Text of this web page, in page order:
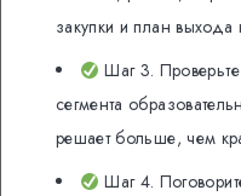
закупки и план выхода
Шаг 3.
сегмента
решает больше, чем
Шаг 4.